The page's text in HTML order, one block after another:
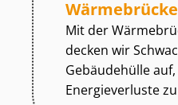
Mit der
decken wir
Gebäudehülle
Energieverluste